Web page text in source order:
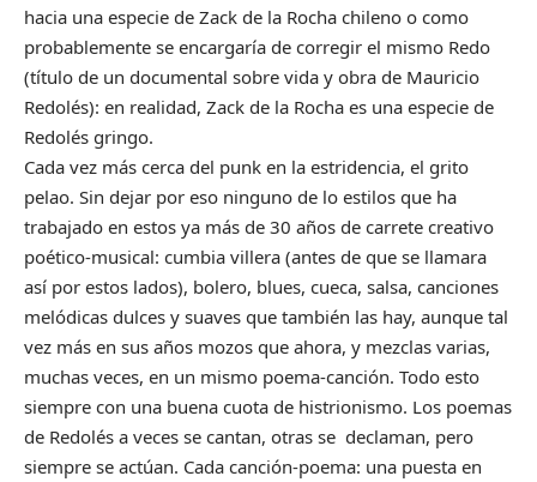
hacia una especie de Zack de la Rocha chileno o como
probablemente se encargaría de corregir el mismo Redo
(título de un documental sobre vida y obra de Mauricio
Redolés): en realidad, Zack de la Rocha es una especie de
Redolés gringo.
Cada vez más cerca del punk en la estridencia, el grito
pelao. Sin dejar por eso ninguno de lo estilos que ha
trabajado en estos ya más de 30 años de carrete creativo
poético-musical: cumbia villera (antes de que se llamara
así por estos lados), bolero, blues, cueca, salsa, canciones
melódicas dulces y suaves que también las hay, aunque tal
vez más en sus años mozos que ahora, y mezclas varias,
muchas veces, en un mismo poema-canción. Todo esto
siempre con una buena cuota de histrionismo. Los poemas
de Redolés a veces se cantan, otras se declaman, pero
siempre se actúan. Cada canción-poema: una puesta en